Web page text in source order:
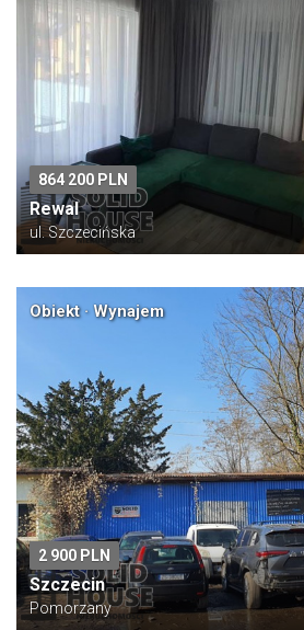
864 200 PLN
Rewal
ul. Szczecińska
Obiekt · Wynajem
2 900 PLN
Szczecin
Pomorzany